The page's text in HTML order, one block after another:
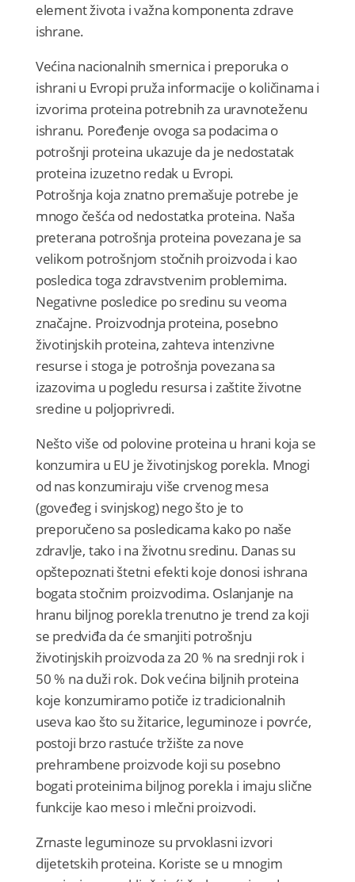
element života i važna komponenta zdrave
ishrane.
Većina nacionalnih smernica i preporuka o
ishrani u Evropi pruža informacije o količinama i
izvorima proteina potrebnih za uravnoteženu
ishranu. Poređenje ovoga sa podacima o
potrošnji proteina ukazuje da je nedostatak
proteina izuzetno redak u Evropi.
Potrošnja koja znatno premašuje potrebe je
mnogo češća od nedostatka proteina. Naša
preterana potrošnja proteina povezana je sa
velikom potrošnjom stočnih proizvoda i kao
posledica toga zdravstvenim problemima.
Negativne posledice po sredinu su veoma
značajne. Proizvodnja proteina, posebno
životinjskih proteina, zahteva intenzivne
resurse i stoga je potrošnja povezana sa
izazovima u pogledu resursa i zaštite životne
sredine u poljoprivredi.
Nešto više od polovine proteina u hrani koja se
konzumira u EU je životinjskog porekla. Mnogi
od nas konzumiraju više crvenog mesa
(goveđeg i svinjskog) nego što je to
preporučeno sa posledicama kako po naše
zdravlje, tako i na životnu sredinu. Danas su
opštepoznati štetni efekti koje donosi ishrana
bogata stočnim proizvodima. Oslanjanje na
hranu biljnog porekla trenutno je trend za koji
se predviđa da će smanjiti potrošnju
životinjskih proizvoda za 20 % na srednji rok i
50 % na duži rok. Dok većina biljnih proteina
koje konzumiramo potiče iz tradicionalnih
useva kao što su žitarice, leguminoze i povrće,
postoji brzo rastuće tržište za nove
prehrambene proizvode koji su posebno
bogati proteinima biljnog porekla i imaju slične
funkcije kao meso i mlečni proizvodi.
Zrnaste leguminoze su prvoklasni izvori
dijetetskih proteina. Koriste se u mnogim